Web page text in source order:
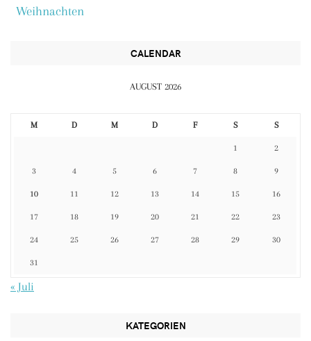
Weihnachten
CALENDAR
AUGUST 2026
M D M D F S S
1 2
3 4 5 6 7 8 9
10 11 12 13 14 15 16
17 18 19 20 21 22 23
24 25 26 27 28 29 30
31
« Juli
KATEGORIEN